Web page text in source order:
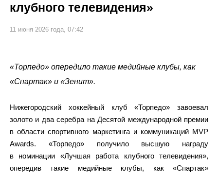
клубного телевидения»
11 июня 2026 года, 07:42
«Торпедо» опередило такие медийные клубы, как
«Спартак» и «Зенит».
Нижегородский хоккейный клуб «Торпедо» завоевал
золото и два серебра на Десятой международной премии
в области спортивного маркетинга и коммуникаций MVP
Awards. «Торпедо» получило высшую награду
в номинации «Лучшая работа клубного телевидения»,
опередив такие медийные клубы, как «Спартак»